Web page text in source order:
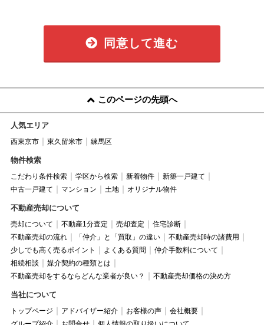
同意して進む
このページの先頭へ
人気エリア
西東京市 東久留米市 練馬区
物件検索
こだわり条件検索 学区から検索 新着物件
新築一戸建て
中古一戸建て
マンション 土地 オリジナル物件
不動産売却について
売却について 不動産1分査定 売却査定
住宅診断
不動産売却の流れ
「仲介」と「買取」の違い
不動産売却時の諸費用
少しでも高く売るポイント
よくある質問
仲介手数料について
相続相談
媒介契約の種類とは
不動産売却をするならどんな業者が良い？
不動産売却価格の決め方
当社について
トップページ アドバイザー紹介 お客様の声
会社概要